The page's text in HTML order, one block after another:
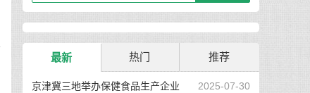
最新 热门 推荐
2025-07-30
京津冀三地举办保健食品生产企业